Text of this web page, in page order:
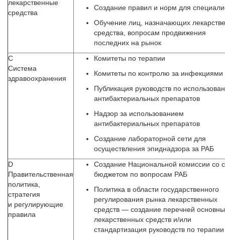
лекарственные
средства
Создание правил и норм для
Обучение лиц, назначающих
средства, вопросам продвижения
последних на рынок
С
Система
здравоохранения
Комитеты по терапии
Комитеты по контролю за инфекциями
Публикация руководств по
антибактериальных препаратов
Надзор за использованием
антибактериальных препаратов
Создание лабораторной сети для
осуществления эпиднадзора за РАБ
D
Правительственная
политика,
стратегия
и регулирующие
правила
Создание Национальной комиссии со
бюджетом по вопросам РАБ
Политика в области государственного
регулирования рынка лекарственных
средств — создание перечней
лекарственных средств и/или
стандартизация руководств по терапии